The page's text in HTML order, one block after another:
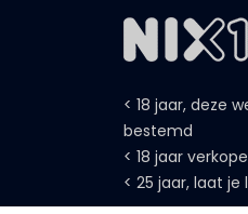
< 18 jaar, deze
bestemd
< 18 jaar
< 25 jaar, laat